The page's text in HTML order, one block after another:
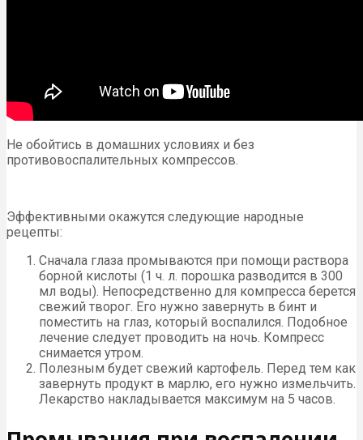
Не обойтись в домашних условиях и без
противовоспалительных компрессов.
Эффективными окажутся следующие народные
рецепты:
Сначала глаза промываются при помощи раствора
борной кислоты (1 ч. л. порошка разводится в 300
мл воды). Непосредственно для компресса берется
свежий творог. Его нужно завернуть в бинт и
поместить на глаз, который воспалился. Подобное
лечение следует проводить на ночь. Компресс
снимается утром.
Полезным будет свежий картофель. Перед тем как
завернуть продукт в марлю, его нужно измельчить.
Лекарство накладывается максимум на 5 часов.